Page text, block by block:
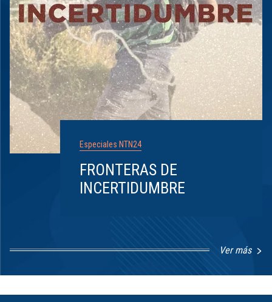
Especiales NTN24
FRONTERAS DE
INCERTIDUMBRE
Ver más
8